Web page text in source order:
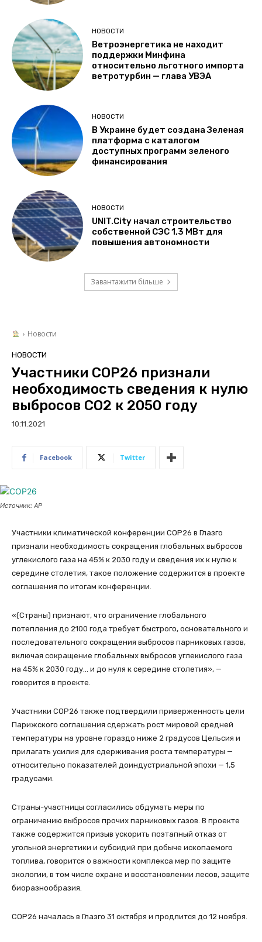
НОВОСТИ
Ветроэнергетика не находит
поддержки Минфина
относительно льготного импорта
ветротурбин — глава УВЭА
НОВОСТИ
В Украине будет создана Зеленая
платформа с каталогом
доступных программ зеленого
финансирования
НОВОСТИ
UNIT.City начал строительство
собственной СЭС 1,3 МВт для
повышения автономности
Завантажити більше